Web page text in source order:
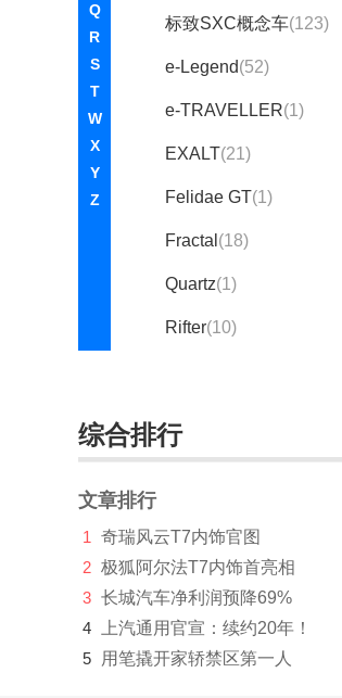
Q
R
S
T
W
X
Y
Z
标致SXC概念车(123)
e-Legend(52)
e-TRAVELLER(1)
EXALT(21)
Felidae GT(1)
Fractal (18)
Quartz(1)
Rifter(10)
标致307CC(停产)(87)
标致4008(海外)
(636)
标致407(停产)(210)
综合排行
文章排行
1
奇瑞风云T7内饰官图
2 极狐阿尔法T7内饰首亮相
3 长城汽车净利润预降69%
4
上汽通用官宣：续约20年！
5
用笔撬开家轿禁区第一人